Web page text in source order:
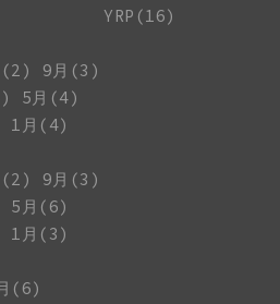
(2)
9月(3)
5月(4)
1月(4)
(2)
9月(3)
5月(6)
1月(3)
(6)
YRP(16)